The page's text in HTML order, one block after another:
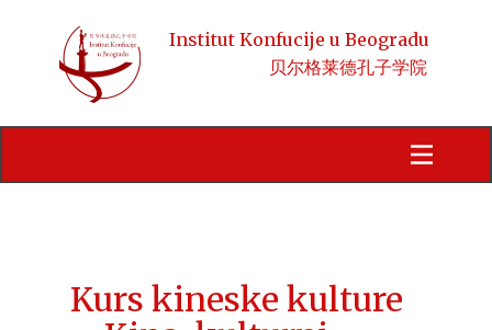
Institut Konfucije u Beogradu
贝尔格莱德孔子学院
Početna
Kurs kineske kulture